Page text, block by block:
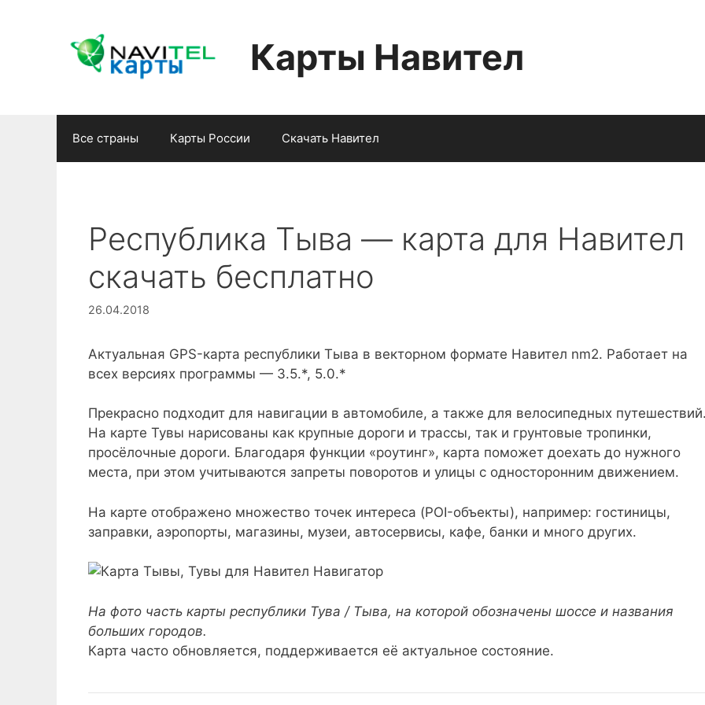
содержимому
Карты Навител
Все страны Карты России Скачать Навител
Республика Тыва — карта для Навител
скачать бесплатно
26.04.2018
Актуальная GPS-карта республики Тыва в векторном формате Навител nm2. Работает на
всех версиях программы — 3.5.*, 5.0.*
Прекрасно подходит для навигации в автомобиле, а также для велосипедных
На карте Тувы нарисованы как крупные дороги и трассы, так и грунтовые тропинки,
просёлочные дороги. Благодаря функции «роутинг», карта поможет доехать до нужного
места, при этом учитываются запреты поворотов и улицы с односторонним движением.
На карте отображено множество точек интереса (POI-объекты), например: гостиницы,
заправки, аэропорты, магазины, музеи, автосервисы, кафе, банки и много других.
На фото часть карты республики Тува / Тыва, на которой обозначены шоссе и названия
больших городов.
Карта часто обновляется, поддерживается её актуальное состояние.